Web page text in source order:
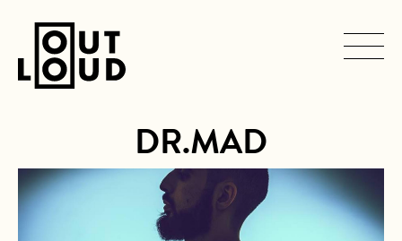
Navigation
principale
SERVICES
DR.MAD